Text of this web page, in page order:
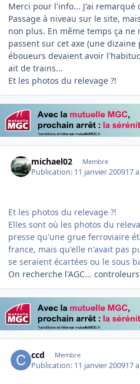
Merci pour l'info... J'ai
Passage à niveau sur le site,
non plus. En même temps ça ne
passent sur cet axe (une
éboueurs devaient avoir
ait de trains...
Et les photos du relevage ?!
michael02 Membre
Publication: 11 janvier 200917
Et les photos du relevage ?!
Elles sont où les photos du
presse qu'une grue ferroviaire
france, mais qu'elle n'avait pas
se seraient écartées ou le sous
On recherche l'AGC...
ccd Membre
Publication: 11 janvier 200917